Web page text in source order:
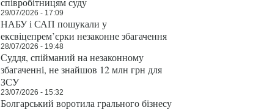
29/07/2026 - 17:09
НАБУ і САП пошукали у
ексвіцепрем’єрки незаконне збагачення
28/07/2026 - 19:48
Суддя, спійманий на незаконному
збагаченні, не знайшов 12 млн грн для
ЗСУ
23/07/2026 - 15:32
Болгарський воротила грального бізнесу